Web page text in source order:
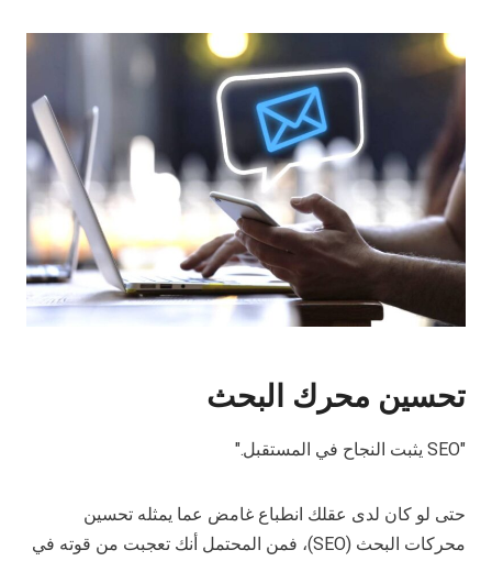
تحسين محرك البحث
"SEO يثبت النجاح في المستقبل."
حتى لو كان لدى عقلك انطباع غامض عما يمثله تحسين
محركات البحث (SEO)، فمن المحتمل أنك تعجبت من قوته في